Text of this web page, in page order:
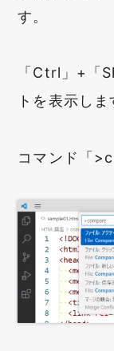
す。
「Ctrl」+「
トを表示しま
コマンド「